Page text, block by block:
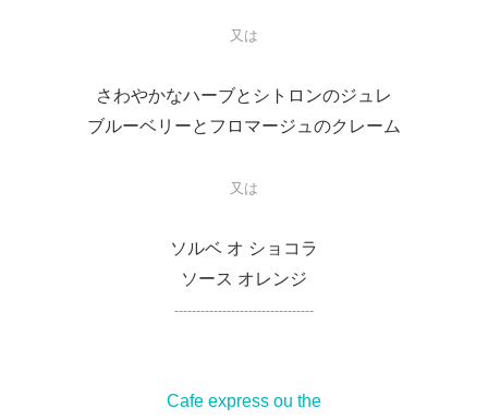
又は
さわやかなハーブとシトロンのジュレ
ブルーベリーとフロマージュのクレーム
又は
ソルベ オ ショコラ
ソース オレンジ
--------------------------------
Cafe express ou the